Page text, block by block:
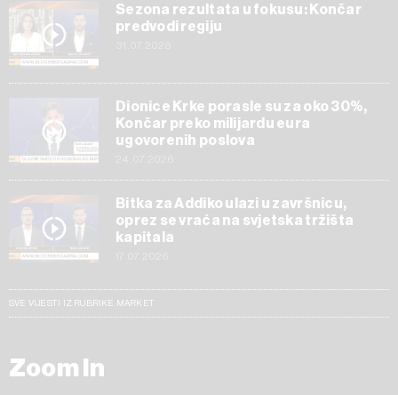
Sezona rezultata u fokusu: Končar
predvodi regiju
Dionice Krke porasle su za oko 30%,
Končar preko milijardu eura
ugovorenih poslova
Bitka za Addiko ulazi u završnicu,
oprez se vraća na svjetska tržišta
kapitala
SVE VIJESTI IZ RUBRIKE MARKET
Zoom In